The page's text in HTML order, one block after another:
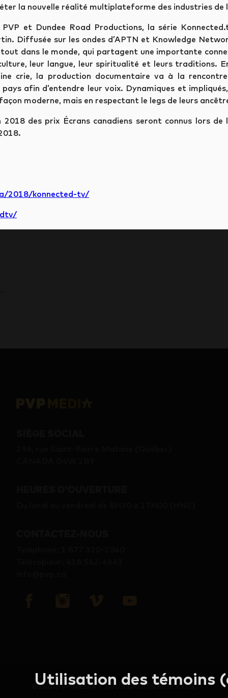
la nouvelle réalité multiplateforme des industries de
et Dundee Road Productions, la série
Diffusée sur les ondes d’APTN et Knowledge
dans le monde, qui partagent une importante
leur langue, leur spiritualité et leurs traditions.
crie, la production documentaire va à la
pays afin d’entendre leur voix. Dynamiques et
moderne, mais en respectant le legs de leurs
2018 des prix Écrans canadiens seront connus lors de
2018/konnected-tv/
©2026 PVP MEDIA - TOUS DROITS RÉSERVÉS.
Utilisation des témoins